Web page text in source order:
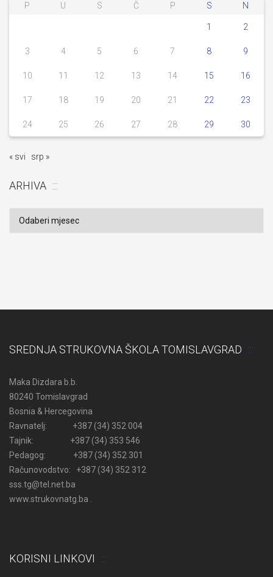
P U S Č P S N
1 2
3 4 5 6 7 8 9
10 11 12 13 14 15 16
17 18 19 20 21 22 23
24 25 26 27 28 29 30
« svi srp »
ARHIVA
SREDNJA STRUKOVNA ŠKOLA TOMISLAVGRAD
Maka Dizdara b.b.
80240 Tomislavgrad
Bosnia & Hercegovina
Ravnatelj: +387 (34) 352 004
Tajnik: +387 (34) 353 546
Pedagog: +387 (34) 352 301
Računovodstvo: +387 (34) 352 312
sss.tg@tel.net.ba
www.strukovnatg.ba .
KORISNI LINKOVI